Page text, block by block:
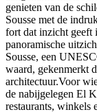
genieten van de
Sousse met de
fort dat inzicht geeft
panoramische
Sousse, een
waard, gekenmerkt
architectuur.Voor
de nabijgelegen El
restaurants, winkels